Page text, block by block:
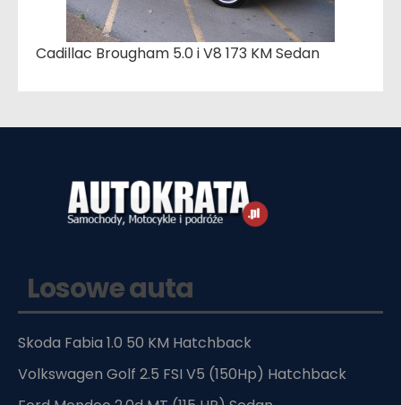
Cadillac Brougham 5.0 i V8 173 KM Sedan
Losowe auta
Skoda Fabia 1.0 50 KM Hatchback
Volkswagen Golf 2.5 FSI V5 (150Hp) Hatchback